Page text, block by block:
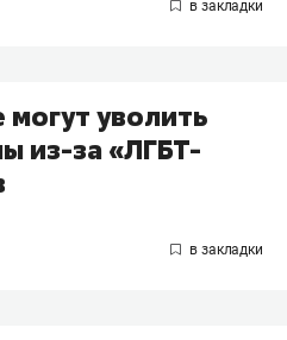
могут уволить
из-за «ЛГБТ-